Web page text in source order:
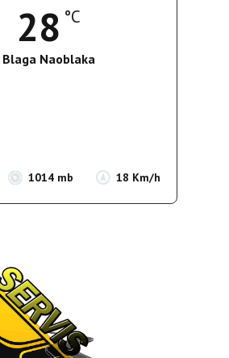
28 °C
Blaga Naoblaka
1014 mb 18 Km/h